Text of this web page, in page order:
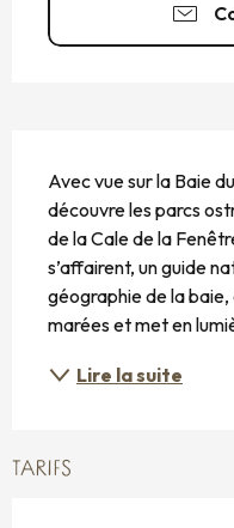
Avec vue sur la Baie
découvre les parcs
de la Cale de la
s’affairent, un guide
géographie de la
marées et met en
Lire la suite
TARIFS